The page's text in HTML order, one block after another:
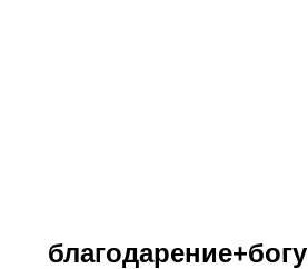
благодарение+богу